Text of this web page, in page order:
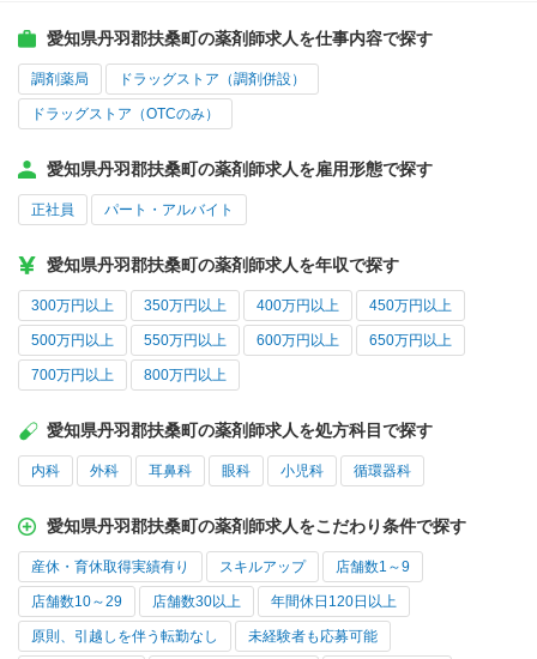
愛知県丹羽郡扶桑町の薬剤師求人を仕事内容で探す
調剤薬局 ドラッグストア（調剤併設）
ドラッグストア（OTCのみ）
愛知県丹羽郡扶桑町の薬剤師求人を雇用形態で探す
正社員 パート・アルバイト
愛知県丹羽郡扶桑町の薬剤師求人を年収で探す
300万円以上 350万円以上 400万円以上 450万円以上
500万円以上 550万円以上 600万円以上 650万円以上
700万円以上 800万円以上
愛知県丹羽郡扶桑町の薬剤師求人を処方科目で探す
内科 外科 耳鼻科 眼科 小児科 循環器科
愛知県丹羽郡扶桑町の薬剤師求人をこだわり条件で探す
産休・育休取得実績有り スキルアップ 店舗数1～9
店舗数10～29 店舗数30以上 年間休日120日以上
原則、引越しを伴う転勤なし 未経験者も応募可能